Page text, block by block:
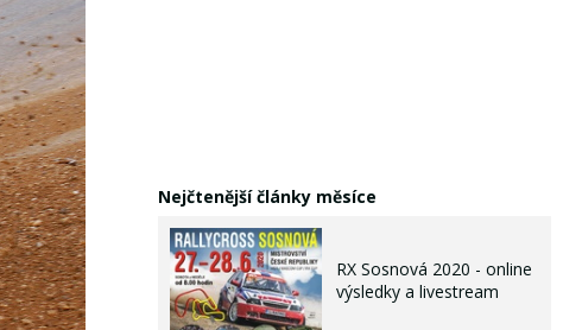
Nejčtenější články měsíce
RX Sosnová 2020 - online
výsledky a livestream